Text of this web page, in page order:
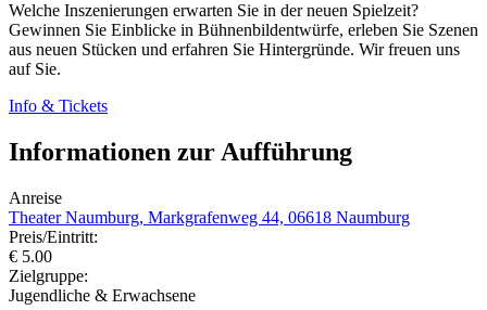
Welche Inszenierungen erwarten Sie in der neuen Spielzeit?
Gewinnen Sie Einblicke in Bühnenbildentwürfe, erleben Sie Szenen
aus neuen Stücken und erfahren Sie Hintergründe. Wir freuen uns
auf Sie.
Info & Tickets
Informationen zur Aufführung
Anreise
Theater Naumburg, Markgrafenweg 44, 06618 Naumburg
Preis/Eintritt:
€ 5.00
Zielgruppe:
Jugendliche & Erwachsene